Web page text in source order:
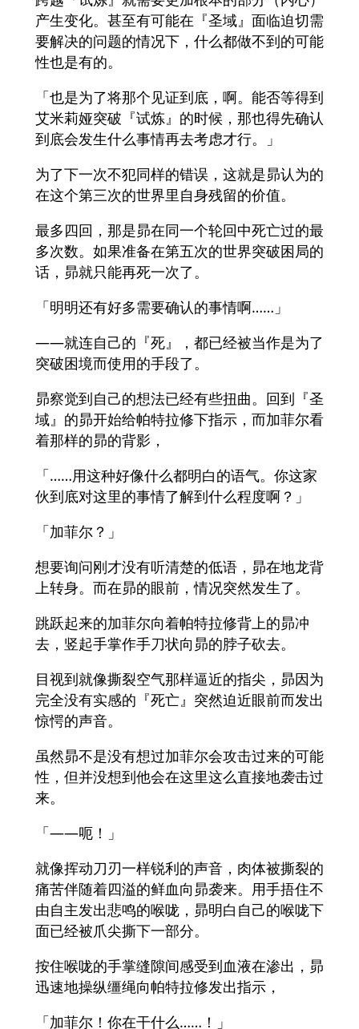
产生变化。甚至有可能在『圣域』面临迫切需
要解决的问题的情况下，什么都做不到的可能
性也是有的。
「也是为了将那个见证到底，啊。能否等得到
艾米莉娅突破『试炼』的时候，那也得先确认
到底会发生什么事情再去考虑才行。」
为了下一次不犯同样的错误，这就是昴认为的
在这个第三次的世界里自身残留的价值。
最多四回，那是昴在同一个轮回中死亡过的最
多次数。如果准备在第五次的世界突破困局的
话，昴就只能再死一次了。
「明明还有好多需要确认的事情啊……」
——就连自己的『死』，都已经被当作是为了
突破困境而使用的手段了。
昴察觉到自己的想法已经有些扭曲。回到『圣
域』的昴开始给帕特拉修下指示，而加菲尔看
着那样的昴的背影，
「……用这种好像什么都明白的语气。你这家
伙到底对这里的事情了解到什么程度啊？」
「加菲尔？」
想要询问刚才没有听清楚的低语，昴在地龙背
上转身。而在昴的眼前，情况突然发生了。
跳跃起来的加菲尔向着帕特拉修背上的昴冲
去，竖起手掌作手刀状向昴的脖子砍去。
目视到就像撕裂空气那样逼近的指尖，昴因为
完全没有实感的『死亡』突然迫近眼前而发出
惊愕的声音。
虽然昴不是没有想过加菲尔会攻击过来的可能
性，但并没想到他会在这里这么直接地袭击过
来。
「——呃！」
就像挥动刀刃一样锐利的声音，肉体被撕裂的
痛苦伴随着四溢的鲜血向昴袭来。用手捂住不
由自主发出悲鸣的喉咙，昴明白自己的喉咙下
面已经被爪尖撕下一部分。
按住喉咙的手掌缝隙间感受到血液在渗出，昴
迅速地操纵缰绳向帕特拉修发出指示，
「加菲尔！你在干什么……！」